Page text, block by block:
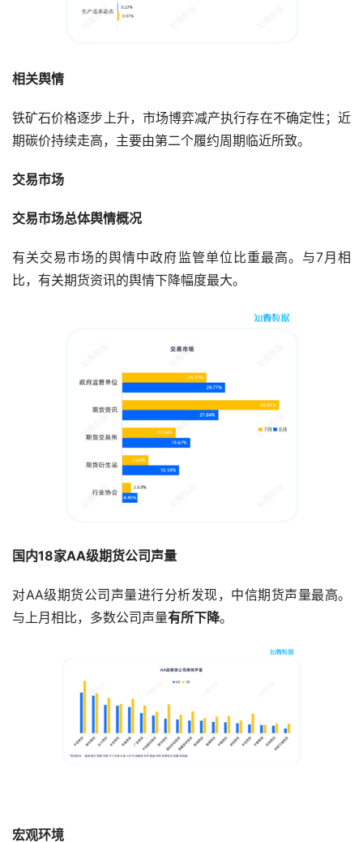
相关舆情
铁矿石价格逐步上升，市场博弈减产执行存在不确定性；近
期碳价持续走高，主要由第二个履约周期临近所致。
交易市场
交易市场总体舆情概况
有关交易市场的舆情中政府监管单位比重最高。与7月相
比，有关期货资讯的舆情下降幅度最大。
国内18家AA级期货公司声量
对AA级期货公司声量进行分析发现，中信期货声量最高。
与上月相比，多数公司声量有所下降。
宏观环境